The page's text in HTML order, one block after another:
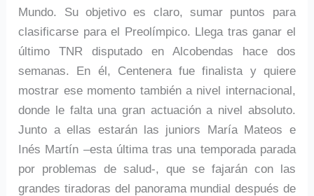
Mundo. Su objetivo es claro, sumar puntos para
clasificarse para el Preolímpico. Llega tras ganar el
último TNR disputado en Alcobendas hace dos
semanas. En él, Centenera fue finalista y quiere
mostrar ese momento también a nivel internacional,
donde le falta una gran actuación a nivel absoluto.
Junto a ellas estarán las juniors María Mateos e
Inés Martín –esta última tras una temporada parada
por problemas de salud-, que se fajarán con las
grandes tiradoras del panorama mundial después de